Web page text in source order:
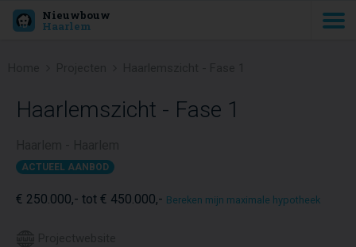
Nieuwbouw
Haarlem
Haarlemszicht - Fase 1
ACTUEEL AANBOD
€ 250.000,- tot € 450.000,- Bereken mijn maximale hypotheek